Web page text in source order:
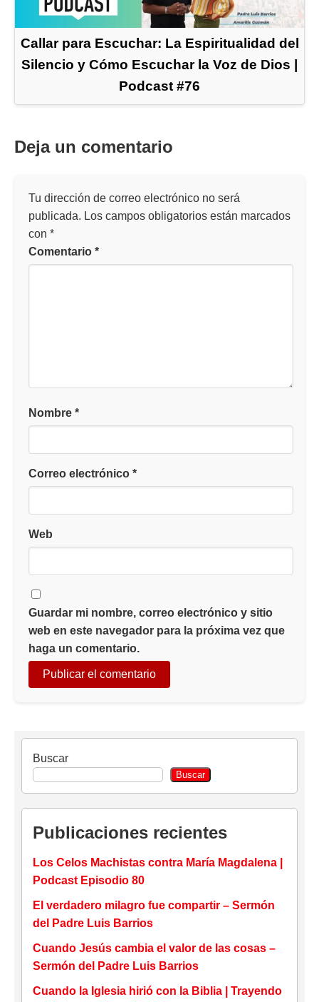
Callar para Escuchar: La Espiritualidad del
Silencio y Cómo Escuchar la Voz de Dios |
Podcast #76
Deja un comentario
Tu dirección de correo electrónico no será
publicada. Los campos obligatorios están marcados
con *
Comentario *
Nombre *
Correo electrónico *
Web
Guardar mi nombre, correo electrónico y sitio
web en este navegador para la próxima vez que
haga un comentario.
Buscar
Buscar
Publicaciones recientes
Los Celos Machistas contra María Magdalena |
Podcast Episodio 80
El verdadero milagro fue compartir – Sermón
del Padre Luis Barrios
Cuando Jesús cambia el valor de las cosas –
Sermón del Padre Luis Barrios
Cuando la Iglesia hirió con la Biblia | Trayendo